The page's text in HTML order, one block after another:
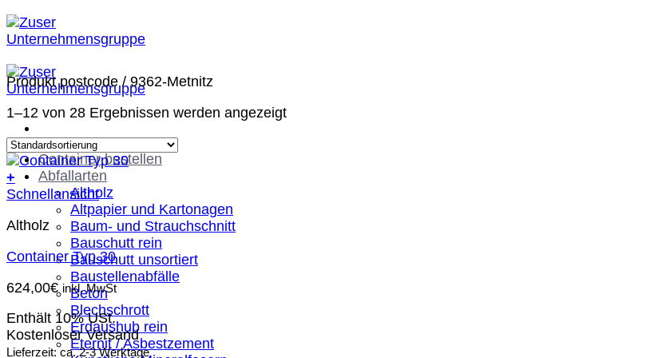
Zum
Inhalt
springen
Container bestellen
Abfallarten
Altholz
Altpapier und Kartonagen
Baum- und Strauchschnitt
Bauschutt rein
Bauschutt unsortiert
Baustellenabfälle
Beton
Blechschrott
Erdaushub rein
Eternit / Asbestzement
Produkt postcode/9362-Metnitz
1–12 von 28 Ergebnissen werden angezeigt
+
Schnellansicht
Altholz
Container Typ 30
624,00€ inkl. MwSt
Enthält 10% USt.
Kostenloser Versand
Lieferzeit: ca. 2-3 Werktage